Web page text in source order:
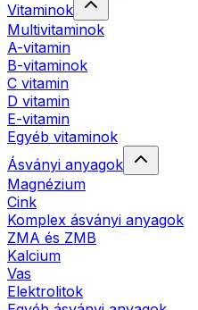
Vitaminok
Multivitaminok
A-vitamin
B-vitaminok
C vitamin
D vitamin
E-vitamin
Egyéb vitaminok
Ásványi anyagok
Magnézium
Cink
Komplex ásványi anyagok
ZMA és ZMB
Kalcium
Vas
Elektrolitok